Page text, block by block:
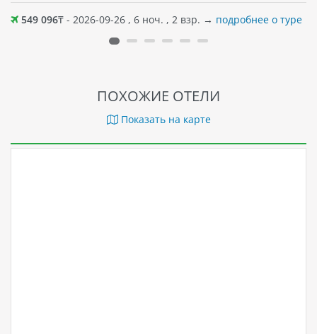
549 096₸ - 2026-09-26 , 6 ноч. , 2 взр. → подробнее о туре
ПОХОЖИЕ ОТЕЛИ
Показать на карте